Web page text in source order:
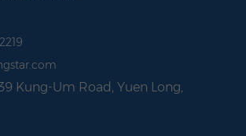
Kung-Um Road, Yuen Long,